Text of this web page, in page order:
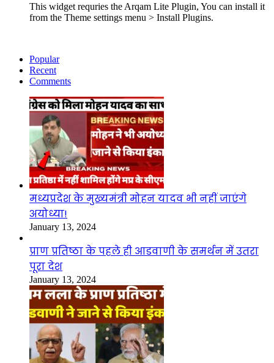
This widget requries the Arqam Lite Plugin, You can install it
from the Theme settings menu > Install Plugins.
Popular
Recent
Comments
मध्यप्रदेश के मुख्यमंत्री मोहन यादव भी नहीं जाएंगे
अयोध्या!
January 13, 2024
प्राण प्रतिष्ठा के पहले ही आडवाणी के समर्थन में उतरा
पूरा देश
January 13, 2024